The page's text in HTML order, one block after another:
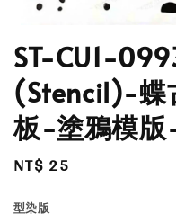
ST-CU1-
(Stencil)-蝶
板-塗鴉模版
Regular
NT$ 25
型染版